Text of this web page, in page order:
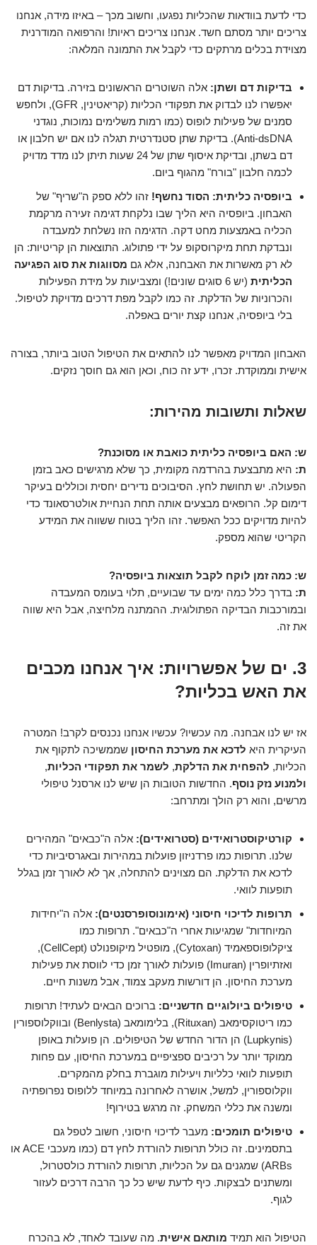
כדי לדעת בוודאות שהכליות נפגעו, וחשוב מכך – באיזו מידה, אנחנו
צריכים יותר מסתם חשד. אנחנו צריכים ראיות! והרפואה המודרנית
מצוידת בכלים מרתקים כדי לקבל את התמונה המלאה:
בדיקות דם ושתן: אלה השוטרים הראשונים בזירה. בדיקות דם
יאפשרו לנו לבדוק את תפקודי הכליות (קריאטינין, GFR), ולחפש
סמנים של פעילות לופוס (כמו רמות משלימים נמוכות, נוגדני
Anti-dsDNA). בדיקת שתן סטנדרטית תגלה לנו אם יש חלבון או
דם בשתן, ובדיקת איסוף שתן של 24 שעות תיתן לנו מדד מדויק
לכמה חלבון "בורח" מהגוף ביום.
ביופסיה כליתית: הסוד נחשף! זהו ללא ספק ה"שריף" של
האבחון. ביופסיה היא הליך שבו נלקחת דגימה זעירה מרקמת
הכליה באמצעות מחט דקה. הדגימה הזו נשלחת למעבדה
ונבדקת תחת מיקרוסקופ על ידי פתולוג. התוצאות הן קריטיות: הן
לא רק מאשרות את האבחנה, אלא גם מסווגות את סוג הפגיעה
הכליתית
(יש 6 סוגים שונים!) ומצביעות על מידת הפעילות
והכרוניות של הדלקת. זה כמו לקבל מפת דרכים מדויקת לטיפול.
בלי ביופסיה, אנחנו קצת יורים באפלה.
האבחון המדויק מאפשר לנו להתאים את הטיפול הטוב ביותר, בצורה
אישית וממוקדת. זכרו, ידע זה כוח, וכאן הוא גם חוסך נזקים.
שאלות ותשובות מהירות:
ש: האם ביופסיה כליתית כואבת או מסוכנת?
ת: היא מתבצעת בהרדמה מקומית, כך שלא מרגישים כאב בזמן
הפעולה. יש תחושת לחץ. הסיבוכים נדירים יחסית וכוללים בעיקר
דימום קל. הרופאים מבצעים אותה תחת הנחיית אולטרסאונד כדי
להיות מדויקים ככל האפשר. זהו הליך בטוח ששווה את המידע
הקריטי שהוא מספק.
ש: כמה זמן לוקח לקבל תוצאות ביופסיה?
ת: בדרך כלל כמה ימים עד שבועיים, תלוי בעומס המעבדה
ובמורכבות הבדיקה הפתולוגית. ההמתנה מלחיצה, אבל היא שווה
את זה.
3. ים של אפשרויות: איך אנחנו מכבים
את האש בכליות?
אז יש לנו אבחנה. מה עכשיו? עכשיו אנחנו נכנסים לקרב! המטרה
העיקרית היא לדכא את מערכת החיסון שממשיכה לתקוף את
הכליות, להפחית את הדלקת, לשמר את תפקודי הכליות,
ולמנוע נזק נוסף. החדשות הטובות הן שיש לנו ארסנל טיפולי
מרשים, והוא רק הולך ומתרחב:
קורטיקוסטרואידים (סטרואידים): אלה ה"כבאים" המהירים
שלנו. תרופות כמו פרדניזון פועלות במהירות ובאגרסיביות כדי
לדכא את הדלקת. הם מצוינים להתחלה, אך לא לאורך זמן בגלל
תופעות לוואי.
תרופות לדיכוי חיסוני (אימונוסופרסנטים): אלה ה"יחידות
המיוחדות" שמגיעות אחרי ה"כבאים". תרופות כמו
ציקלופוספאמיד (Cytoxan), מופטיל מיקופנולט (CellCept),
ואזתיופרין (Imuran) פועלות לאורך זמן כדי לווסת את פעילות
מערכת החיסון. הן דורשות מעקב צמוד, אבל משנות חיים.
טיפולים ביולוגיים חדשניים: ברוכים הבאים לעתיד! תרופות
כמו ריטוקסימאב (Rituxan), בלימומאב (Benlysta) ובווקלוספורין
(Lupkynis) הן הדור החדש של הטיפולים. הן פועלות באופן
ממוקד יותר על רכיבים ספציפיים במערכת החיסון, עם פחות
תופעות לוואי כלליות ויעילות מוגברת בחלק מהמקרים.
ווקלוספורין, למשל, אושרה לאחרונה במיוחד ללופוס נפרופתיה
ומשנה את כללי המשחק. זה מרגש בטירוף!
טיפולים תומכים: מעבר לדיכוי חיסוני, חשוב לטפל גם
בתסמינים. זה כולל תרופות להורדת לחץ דם (כמו מעכבי ACE או
ARBs) שמגנים גם על הכליות, תרופות להורדת כולסטרול,
ומשתנים לבצקות. כיף לדעת שיש כל כך הרבה דרכים לעזור
לגוף.
הטיפול הוא תמיד מותאם אישית. מה שעובד לאחד, לא בהכרח